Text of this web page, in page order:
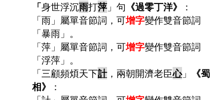
「身世浮沉雨打萍 」句 《過零丁洋》
：
「雨」屬單音節詞，可增字變作雙音節詞
「暴雨」。
「萍」屬單音節詞，可增字變作雙音節詞
「浮萍」。
「三顧頻煩天下計，兩朝開濟老臣心」
《蜀
相》
：